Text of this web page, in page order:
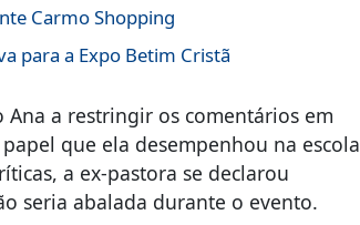
Carmo Shopping
para a Expo Betim Cristã
a restringir os comentários em
que ela desempenhou na escola
a ex-pastora se declarou
seria abalada durante o evento.